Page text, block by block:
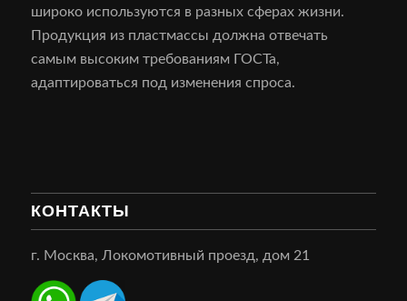
широко используются в разных сферах жизни.
Продукция из пластмассы должна отвечать
самым высоким требованиям ГОСТа,
адаптироваться под изменения спроса.
КОНТАКТЫ
г. Москва, Локомотивный проезд, дом 21